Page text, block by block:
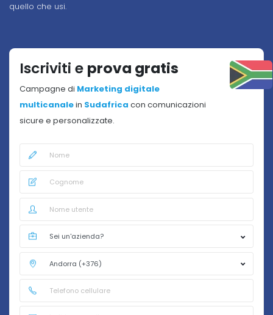
quello che usi.
Iscriviti e prova gratis
Campagne di Marketing digitale
multicanalein Sudafrica con comunicazioni
sicure e personalizzate.